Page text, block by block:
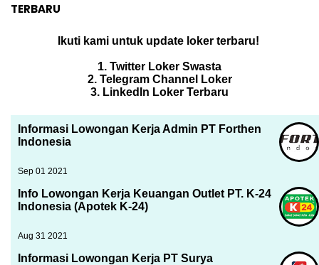
TERBARU
Ikuti kami untuk update loker terbaru!
1. Twitter Loker Swasta
2. Telegram Channel Loker
3. LinkedIn Loker Terbaru
Informasi Lowongan Kerja Admin PT Forthen
Indonesia
Sep 01 2021
Info Lowongan Kerja Keuangan Outlet PT. K-24
Indonesia (Apotek K-24)
Aug 31 2021
Informasi Lowongan Kerja PT Surya